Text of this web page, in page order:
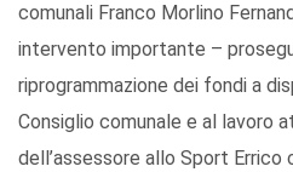
comunali Franco Morlino
intervento importante –
riprogrammazione dei fondi a
Consiglio comunale e al lavoro
dell’assessore allo Sport Errico